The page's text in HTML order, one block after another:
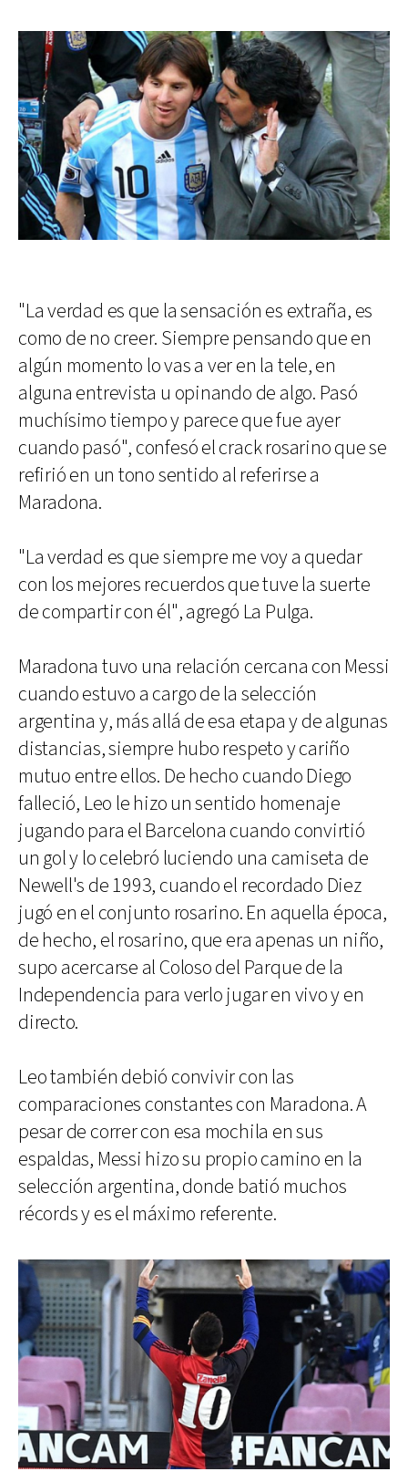
"La verdad es que la sensación es extraña, es
como de no creer. Siempre pensando que en
algún momento lo vas a ver en la tele, en
alguna entrevista u opinando de algo. Pasó
muchísimo tiempo y parece que fue ayer
cuando pasó", confesó el crack rosarino que se
refirió en un tono sentido al referirse a
Maradona.
"La verdad es que siempre me voy a quedar
con los mejores recuerdos que tuve la suerte
de compartir con él", agregó La Pulga.
Maradona tuvo una relación cercana con Messi
cuando estuvo a cargo de la selección
argentina y, más allá de esa etapa y de algunas
distancias, siempre hubo respeto y cariño
mutuo entre ellos. De hecho cuando Diego
falleció, Leo le hizo un sentido homenaje
jugando para el Barcelona cuando convirtió
un gol y lo celebró luciendo una camiseta de
Newell's de 1993, cuando el recordado Diez
jugó en el conjunto rosarino. En aquella época,
de hecho, el rosarino, que era apenas un niño,
supo acercarse al Coloso del Parque de la
Independencia para verlo jugar en vivo y en
directo.
Leo también debió convivir con las
comparaciones constantes con Maradona. A
pesar de correr con esa mochila en sus
espaldas, Messi hizo su propio camino en la
selección argentina, donde batió muchos
récords y es el máximo referente.